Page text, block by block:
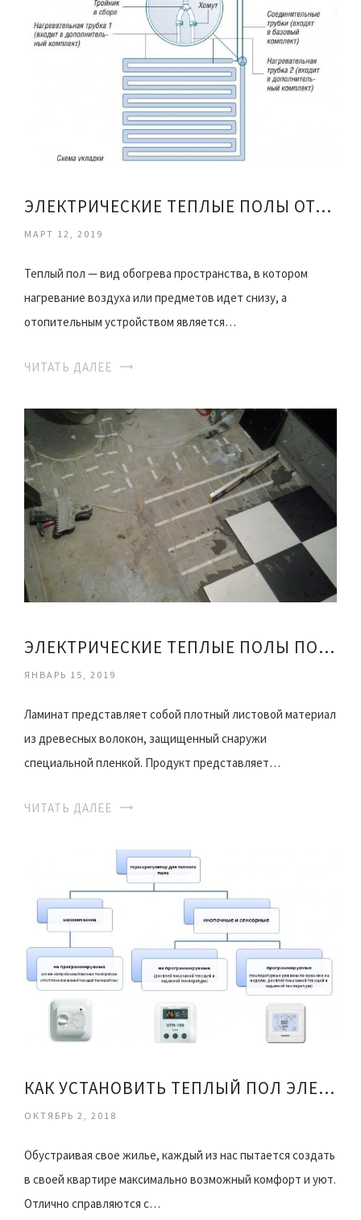
ЭЛЕКТРИЧЕСКИЕ ТЕПЛЫЕ ПОЛЫ ОТЗЫВЫ
МАРТ 12, 2019
Теплый пол — вид обогрева пространства, в котором
нагревание воздуха или предметов идет снизу, а
отопительным устройством является…
ЧИТАТЬ ДАЛЕЕ
ЭЛЕКТРИЧЕСКИЕ ТЕПЛЫЕ ПОЛЫ ПОД ПЛИТКУ
ЯНВАРЬ 15, 2019
Ламинат представляет собой плотный листовой материал
из древесных волокон, защищенный снаружи
специальной пленкой. Продукт представляет…
ЧИТАТЬ ДАЛЕЕ
КАК УСТАНОВИТЬ ТЕПЛЫЙ ПОЛ ЭЛЕКТРИЧЕСКИЙ
ОКТЯБРЬ 2, 2018
Обустраивая свое жилье, каждый из нас пытается создать
в своей квартире максимально возможный комфорт и уют.
Отлично справляются с…